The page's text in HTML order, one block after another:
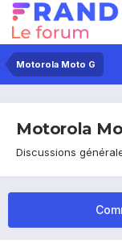
Motorola Moto G
Motorola
Discussions